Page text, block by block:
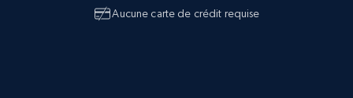
Aucune carte de crédit requise